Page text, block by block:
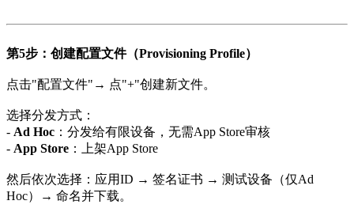
第5步：创建配置文件（Provisioning Profile）
点击"配置文件"→ 点"+"创建新文件。
选择分发方式：
- Ad Hoc ：分发给有限设备，无需App Store审核
- App Store ：上架App Store
然后依次选择：应用ID → 签名证书 → 测试设备（仅Ad
Hoc）→ 命名并下载。